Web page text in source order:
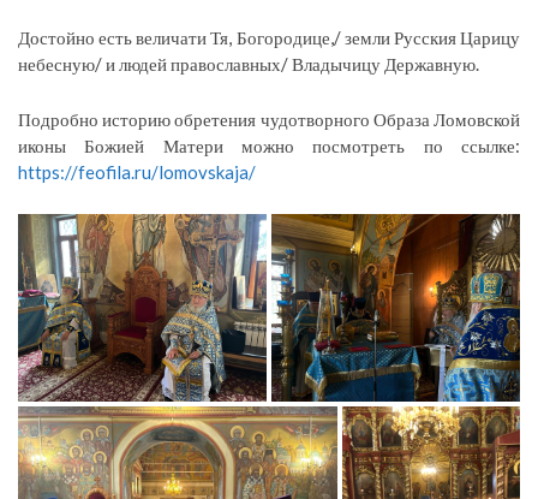
Достойно есть величати Тя, Богородице,/ земли Русския Царицу
небесную/ и людей православных/ Владычицу Державную.
Подробно историю обретения чудотворного Образа Ломовской
иконы Божией Матери можно посмотреть по ссылке:
https://feofila.ru/lomovskaja/